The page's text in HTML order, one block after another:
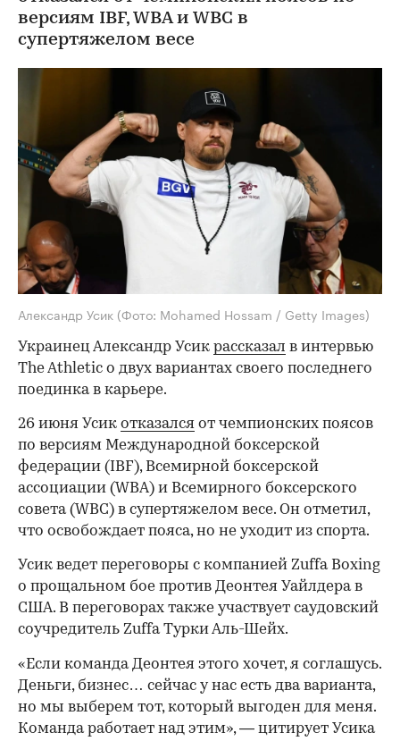
версиям IBF, WBA и WBC в
супертяжелом весе
Александр Усик (Фото: Mohamed Hossam / Getty Images)
Украинец Александр Усик рассказал в интервью
The Athletic о двух вариантах своего последнего
поединка в карьере.
26 июня Усик отказался от чемпионских поясов
по версиям Международной боксерской
федерации (IBF), Всемирной боксерской
ассоциации (WBA) и Всемирного боксерского
совета (WBC) в супертяжелом весе. Он отметил,
что освобождает пояса, но не уходит из спорта.
Усик ведет переговоры с компанией Zuffa Boxing
о прощальном бое против Деонтея Уайлдера в
США. В переговорах также участвует саудовский
соучредитель Zuffa Турки Аль-Шейх.
«Если команда Деонтея этого хочет, я соглашусь.
Деньги, бизнес… сейчас у нас есть два варианта,
но мы выберем тот, который выгоден для меня.
Команда работает над этим», — цитирует Усика